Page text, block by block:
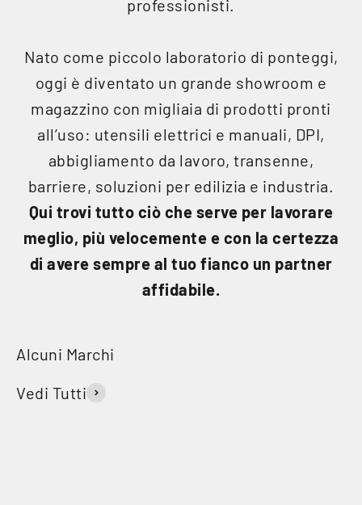
professionisti.
Nato come piccolo laboratorio di ponteggi,
oggi è diventato un grande showroom e
magazzino con migliaia di prodotti pronti
all’uso: utensili elettrici e manuali, DPI,
abbigliamento da lavoro, transenne,
barriere, soluzioni per edilizia e industria.
Qui trovi tutto ciò che serve per lavorare
meglio, più velocemente e con la certezza
di avere sempre al tuo fianco un partner
affidabile.
Vedi Tutti